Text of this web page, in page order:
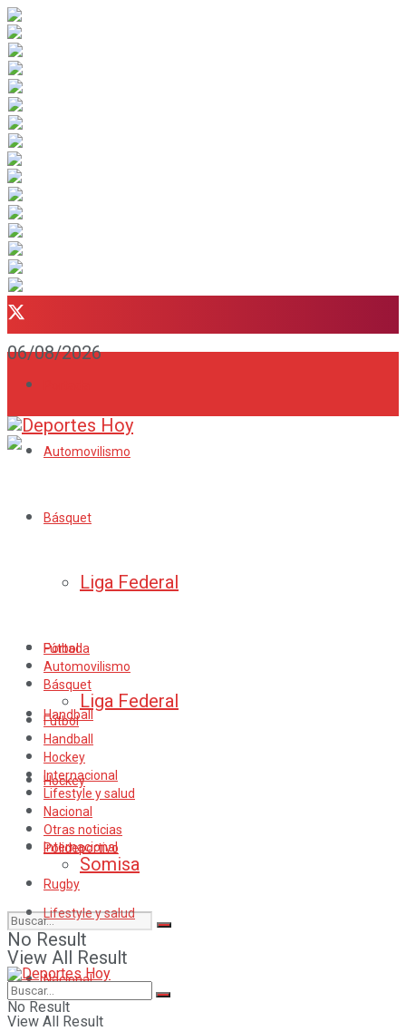
06/08/2026
Automovilismo
Básquet
Liga Federal
Fútbol
Handball
Hockey
Internacional
Lifestyle y salud
Nacional
Portada
Automovilismo
Básquet
Liga Federal
Fútbol
Handball
Hockey
Internacional
Lifestyle y salud
Nacional
Otras noticias
Polideportivo
Somisa
Rugby
No Result
View All Result
No Result
View All Result